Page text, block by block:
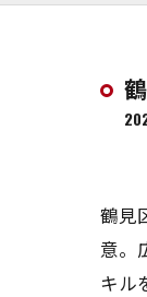
鶴見
意。
キル